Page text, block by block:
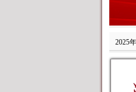
2025